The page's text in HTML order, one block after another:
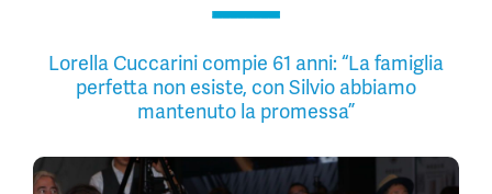
Lorella Cuccarini compie 61 anni: “La famiglia
perfetta non esiste, con Silvio abbiamo
mantenuto la promessa”